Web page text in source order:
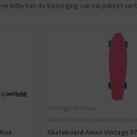
hitte kan de bezorging van uw pakket
Overige Merken
Skate, Wave- en Longboard - Overige
Skateboard Awaii Vintage